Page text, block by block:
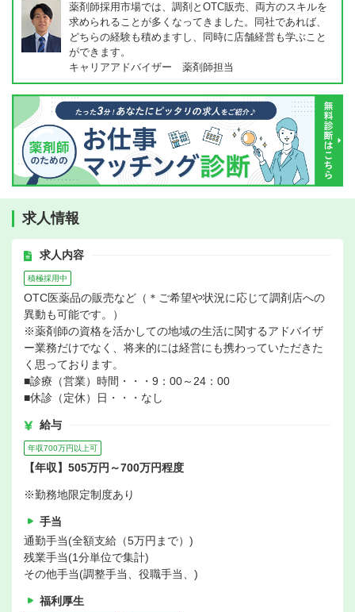
薬剤師採用市場では、調剤とOTC販売、両方のスキルを
求められることが多くなってきました。同社であれば、
どちらの経験も積めますし、同時に店舗経営も学ぶこと
ができます。
キャリアアドバイザー 薬剤師担当
求人情報
求人内容
積極採用中
OTC医薬品の販売など（＊ご希望や状況に応じて調剤店への
異動も可能です。）
※薬剤師の資格を活かしての地域の生活に関するアドバイザ
ー業務だけでなく、将来的には経営にも携わっていただきた
く思っております。
■診療（営業）時間・・・9：00～24：00
■休診（定休）日・・・なし
給与
年収700万円以上可
【年収】505万円～700万円程度
※勤務地限定制度あり
手当
通勤手当(全額支給（5万円まで）)
残業手当(1分単位で集計)
その他手当(調整手当、役職手当、)
福利厚生